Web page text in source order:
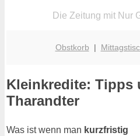
Die Zeitung mit Nur
Obstkorb |
Kleinkredite: Tipps
Tharandter
Was ist wenn man kurzfristig